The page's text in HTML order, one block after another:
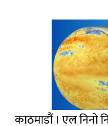
काठमाडौं । एल निनो